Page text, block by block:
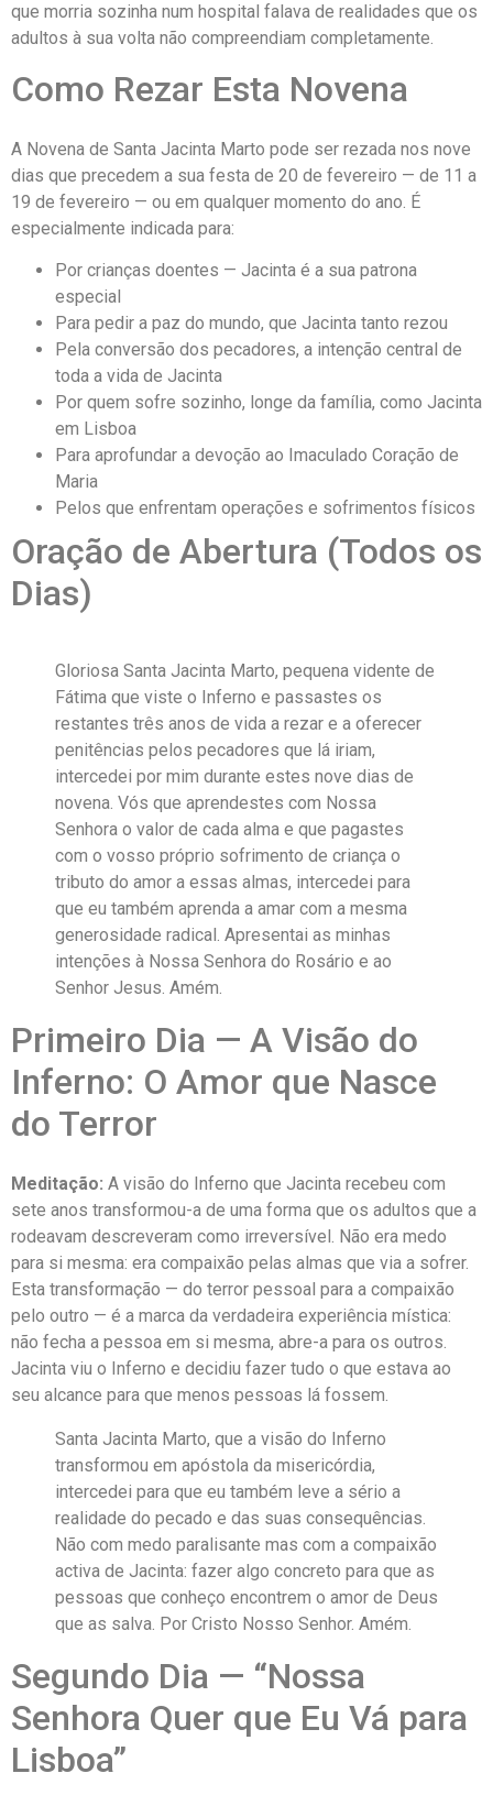
que morria sozinha num hospital falava de realidades que os
adultos à sua volta não compreendiam completamente.
Como Rezar Esta Novena
A Novena de Santa Jacinta Marto pode ser rezada nos nove
dias que precedem a sua festa de 20 de fevereiro — de 11 a
19 de fevereiro — ou em qualquer momento do ano. É
especialmente indicada para:
Por crianças doentes — Jacinta é a sua patrona
especial
Para pedir a paz do mundo, que Jacinta tanto rezou
Pela conversão dos pecadores, a intenção central de
toda a vida de Jacinta
Por quem sofre sozinho, longe da família, como Jacinta
em Lisboa
Para aprofundar a devoção ao Imaculado Coração de
Maria
Pelos que enfrentam operações e sofrimentos físicos
Oração de Abertura (Todos os
Dias)
Gloriosa Santa Jacinta Marto, pequena vidente de
Fátima que viste o Inferno e passastes os
restantes três anos de vida a rezar e a oferecer
penitências pelos pecadores que lá iriam,
intercedei por mim durante estes nove dias de
novena. Vós que aprendestes com Nossa
Senhora o valor de cada alma e que pagastes
com o vosso próprio sofrimento de criança o
tributo do amor a essas almas, intercedei para
que eu também aprenda a amar com a mesma
generosidade radical. Apresentai as minhas
intenções à Nossa Senhora do Rosário e ao
Senhor Jesus. Amém.
Primeiro Dia — A Visão do
Inferno: O Amor que Nasce
do Terror
Meditação: A visão do Inferno que Jacinta recebeu com
sete anos transformou-a de uma forma que os adultos que a
rodeavam descreveram como irreversível. Não era medo
para si mesma: era compaixão pelas almas que via a sofrer.
Esta transformação — do terror pessoal para a compaixão
pelo outro — é a marca da verdadeira experiência mística:
não fecha a pessoa em si mesma, abre-a para os outros.
Jacinta viu o Inferno e decidiu fazer tudo o que estava ao
seu alcance para que menos pessoas lá fossem.
Santa Jacinta Marto, que a visão do Inferno
transformou em apóstola da misericórdia,
intercedei para que eu também leve a sério a
realidade do pecado e das suas consequências.
Não com medo paralisante mas com a compaixão
activa de Jacinta: fazer algo concreto para que as
pessoas que conheço encontrem o amor de Deus
que as salva. Por Cristo Nosso Senhor. Amém.
Segundo Dia — “Nossa
Senhora Quer que Eu Vá para
Lisboa”